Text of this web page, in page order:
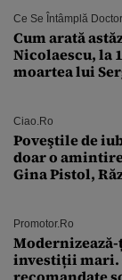
Ce Se Întâmplă
Cum arată
Nicolaescu, la
moartea lui
Ciao.ro
Poveştile de
doar o
Gina Pistol,
Promotor.ro
investiții mari.